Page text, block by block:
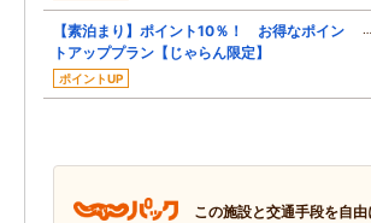
【素泊まり】ポイント10％！ お得なポイン
トアッププラン【じゃらん限定】
ポイントUP
この施設と交通手段を自